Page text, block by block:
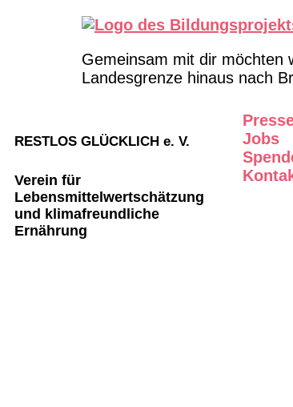
Gemeinsam mit dir möchten
Landesgrenze hinaus nach
RESTLOS GLÜCKLICH e. V.
Verein für
Lebensmittelwertschätzung
und klimafreundliche
Ernährung
Jobs